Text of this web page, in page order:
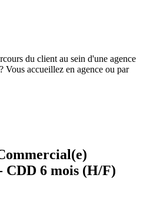
du client au sein d'une agence
Vous accueillez en agence ou par
CDD 6 mois (H/F)